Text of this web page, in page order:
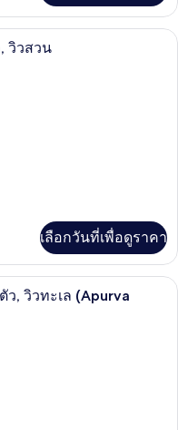
วิวสวน
เลือกวันที่เพื่อดูราคา
วีท, 1 ห้องนอน, สระว่ายน้ำส่วนตั
, วิวทะเล (Apurva